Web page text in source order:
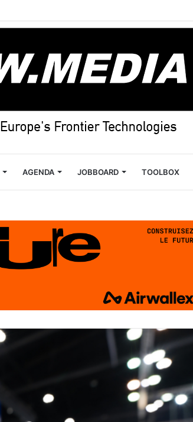
AGENDA JOBBOARD TOOLBOX